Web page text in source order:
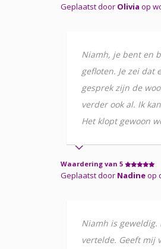
Geplaatst door Olivia op
Niamh, je bent en
gefloten. Je zei dat
gesprek zijn de
verder ook al. Ik
Het klopt gewoon
Waardering van 5
Geplaatst door Nadineop
Niamh is
vertelde. Geeft mij